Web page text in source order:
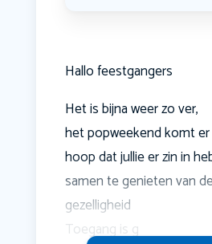
Hallo feestgangers
Het is bijna weer zo ver,
het popweekend komt er
hoop dat jullie er zin in
samen te genieten van
gezelligheid
Toegang is g